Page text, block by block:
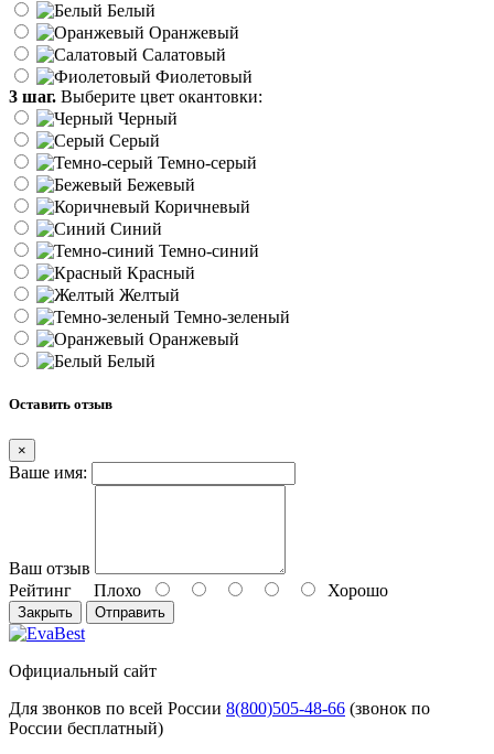
Белый
Оранжевый
Салатовый
Фиолетовый
3 шаг. Выберите цвет окантовки:
Черный
Серый
Темно-серый
Бежевый
Коричневый
Синий
Темно-синий
Красный
Желтый
Темно-зеленый
Оранжевый
Белый
Оставить отзыв
×
Ваше имя:
Ваш отзыв
Рейтинг Плохо Хорошо
Закрыть Отправить
Официальный сайт
Для звонков по всей России 8(800)505-48-66 (звонок по
России бесплатный)